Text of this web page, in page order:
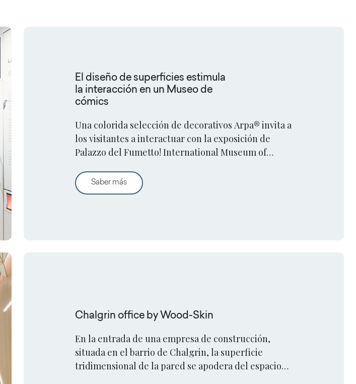
El diseño de superficies estimula
la interacción en un Museo de
cómics
Una colorida selección de decorativos Arpa® invita a
los visitantes a interactuar con la exposición de
Palazzo del Fumetto! International Museum of
Saber másEl diseño de superficies estimula la interacción en un Museo de
Chalgrin office by Wood-Skin
En la entrada de una empresa de construcción,
situada en el barrio de Chalgrin, la superficie
tridimensional de la pared se apodera del espacio